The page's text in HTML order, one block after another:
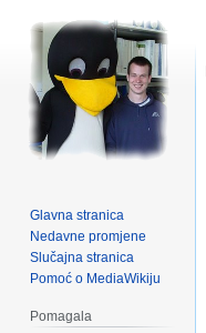
Glavna stranica
Nedavne promjene
Slučajna stranica
Pomoć o MediaWikiju
Pomagala